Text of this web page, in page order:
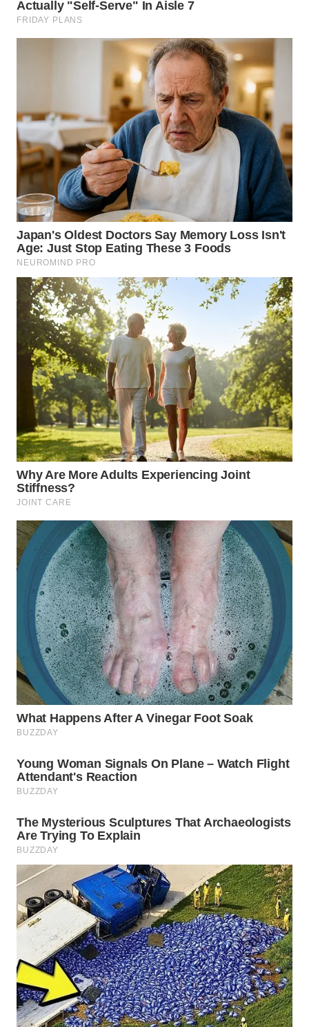
WN
SIMALUNGUN
WN
TAPANULI
TENGAH
WN DELI
SERDANG
WN
TEBING
TINGGI
WN
PAKPAK
WN
KARAWANG
WN
BEKASI
WN
BOGOR
WN
WN
TAPANULI
UTARA
WN
SAMOSIR
WN
PADANG
LAWAS
WN
WN
WN
KEPULAUAN
SERIBU
WN
TANGERANG
WN
BINJAI
WN
CIREBON